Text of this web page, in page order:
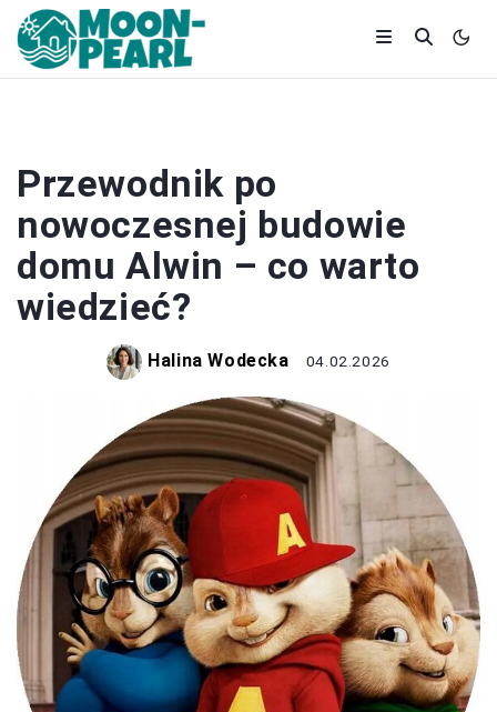
Przewodnik po
nowoczesnej budowie
domu Alwin – co warto
wiedzieć?
Halina Wodecka 04.02.2026